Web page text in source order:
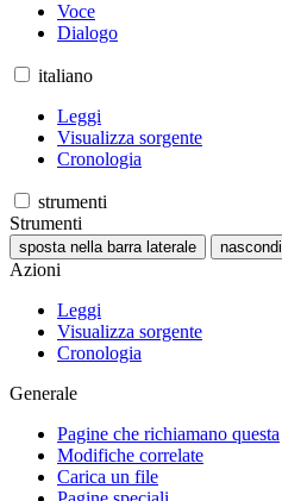
Voce
Dialogo
italiano
Leggi
Visualizza sorgente
Cronologia
strumenti
Strumenti
sposta nella barra laterale nascondi
Azioni
Leggi
Visualizza sorgente
Cronologia
Generale
Pagine che richiamano questa
Modifiche correlate
Carica un file